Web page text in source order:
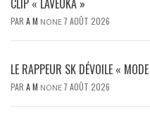
CLIP « LAVEUKA »
PAR A M NONE 7 AOÛT 2026
LE RAPPEUR SK DÉVOILE «
PAR A M NONE 7 AOÛT 2026